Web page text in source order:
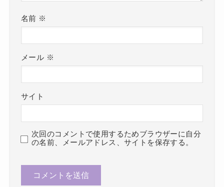
名前 ※
メール ※
サイト
次回のコメントで使用するためブラウザーに自分
の名前、メールアドレス、サイトを保存する。